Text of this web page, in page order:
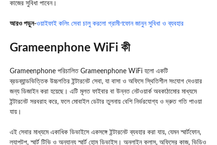
কাজের সুবিধা পাবেন।
আরও পড়ুন-ওয়াইফাই কলিং সেবা চালু করলো গ্রামীণফোন জানুন সুবিধা ও ব্যবহার
Grameenphone WiFi কী
Grameenphone পরিচালিত Grameenphone WiFi হলো একটি
ব্রডব্যান্ডভিত্তিক উচ্চগতির ইন্টারনেট সেবা, যা বাসা ও অফিসে স্থিতিশীল সংযোগ দেওয়ার
জন্য ডিজাইন করা হয়েছে। এটি মূলত ফাইবার বা উন্নত নেটওয়ার্ক অবকাঠামোর মাধ্যমে
ইন্টারনেট সরবরাহ করে, ফলে মোবাইল ডেটার তুলনায় বেশি নির্ভরযোগ্য ও দ্রুত গতি পাওয়া
যায়।
এই সেবার মাধ্যমে একাধিক ডিভাইসে একসঙ্গে ইন্টারনেট ব্যবহার করা যায়, যেমন স্মার্টফোন,
ল্যাপটপ, স্মার্ট টিভি ও অন্যান্য স্মার্ট হোম ডিভাইস। অনলাইন ক্লাস, অফিসের কাজ, ভিডিও